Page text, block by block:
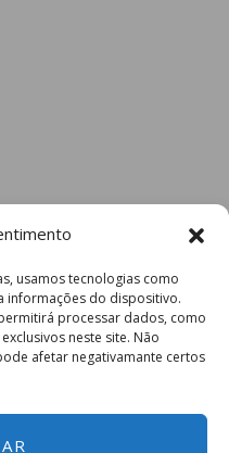
usamos tecnologias como
informações do dispositivo.
processar dados, como
neste site. Não
afetar negativamante certos